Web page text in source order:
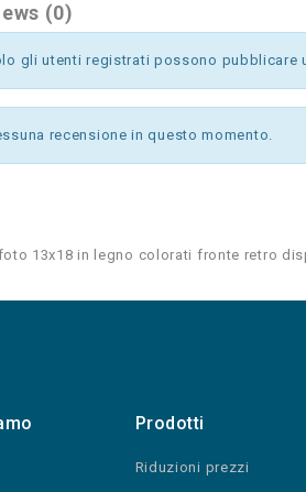
(0)
gli utenti registrati possono pubblicare
recensione in questo momento.
13x18 in legno colorati fronte retro
Prodotti
Riduzioni prezzi